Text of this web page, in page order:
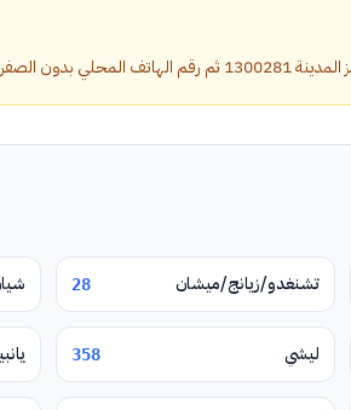
تشنغدو/زيانج/ميشان 28
ليشي 358